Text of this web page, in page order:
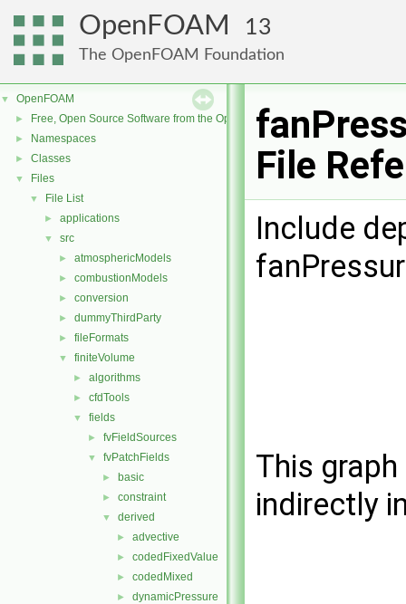
OpenFOAM 13
The OpenFOAM Foundation
▼ OpenFOAM
► Free, Open Source Software from the OpenFOAM Foundation
► Namespaces
► Classes
▼ Files
▼ File List
► applications
▼ src
► atmosphericModels
► combustionModels
► conversion
► dummyThirdParty
► fileFormats
▼ finiteVolume
► algorithms
► cfdTools
▼ fields
► fvFieldSources
▼ fvPatchFields
► basic
► constraint
▼ derived
► advective
► codedFixedValue
► codedMixed
► dynamicPressure
File
Include
This
indirectly